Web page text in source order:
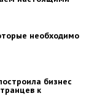
необходимо
бизнес
к